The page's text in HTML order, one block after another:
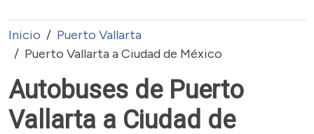
Inicio
Puerto Vallarta
Puerto Vallarta a Ciudad de México
Autobuses de Puerto
Vallarta a Ciudad de